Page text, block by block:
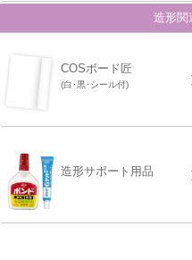
造形関
COSボード匠
(白･黒･シール付)
造形サポート用品